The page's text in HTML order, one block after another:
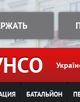
БАТАЛЬЙОН